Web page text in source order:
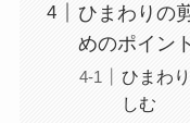
ひまわりの
めのポイント
ひまわ
しむ